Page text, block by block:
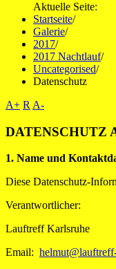
Aktuelle Seite:
Startseite/
Galerie/
2017/
2017 Nachtlauf/
Uncategorised/
Datenschutz
A+ R A-
DATENSCHUTZ
1. Name und
Diese Datenschutz-
Verantwortlicher:
Lauftreff Karlsruhe
Email: